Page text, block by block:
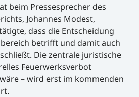
beim Pressesprecher des
Johannes Modest,
dass die Entscheidung
betrifft und damit auch
Die zentrale juristische
Feuerwerksverbot
– wird erst im kommenden